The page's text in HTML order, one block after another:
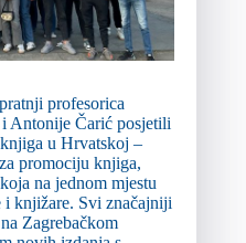
profesorica
Antonije Čarić posjetili
u Hrvatskoj –
promociju knjiga,
na jednom mjestu
knjižare. Svi značajniji
Zagrebačkom